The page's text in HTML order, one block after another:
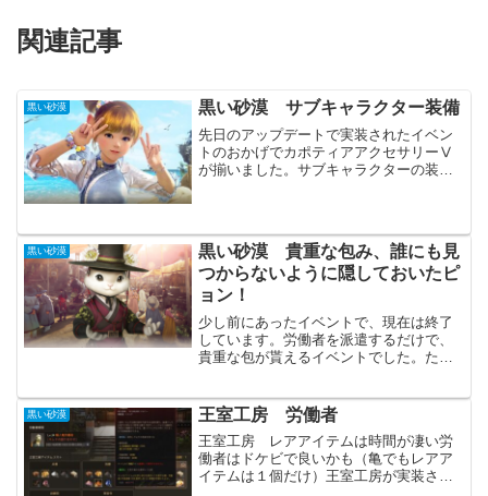
関連記事
黒い砂漠 黒い砂漠 サブキャラクター装備
先日のアップデートで実装されたイベン
トのおかげでカポティアアクセサリーⅤ
が揃いました。サブキャラクターの装備
サリーは全て依頼で入手し...
黒い砂漠
黒い砂漠 貴重な包み、誰にも見
つからないように隠しておいたピ
ョン！
少し前にあったイベントで、現在は終了
しています。労働者を派遣するだけで、
貴重な包が貰えるイベントでした。ただ
を派遣しておきましょう。ある程度の参
考になればと思います。貴...
黒い砂漠 王室工房 労働者
王室工房 レアアイテムは時間が凄い労
働者はドケビで良いかも（亀でもレアア
イテムは１個だけ）王室工房が実装され